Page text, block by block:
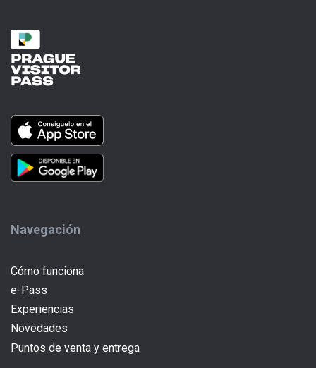
Navegación
Cómo funciona
e-Pass
Experiencias
Novedades
Puntos de venta y entrega(current)